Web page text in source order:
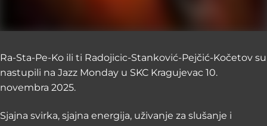
Ra-Sta-Pe-Ko ili ti Radojicic-Stanković-Pejčić-Kočetov su
nastupili na Jazz Monday u SKC Kragujevac 10.
novembra 2025.
Sjajna svirka, sjajna energija, uživanje za slušanje i